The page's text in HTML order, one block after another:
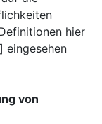
hier
von